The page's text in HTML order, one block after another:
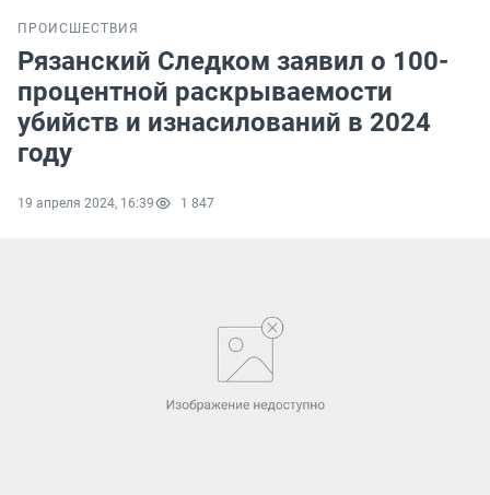
ПРОИСШЕСТВИЯ
Рязанский Следком заявил о 100-
процентной раскрываемости
убийств и изнасилований в 2024
году
19 апреля 2024, 16:39 1 847